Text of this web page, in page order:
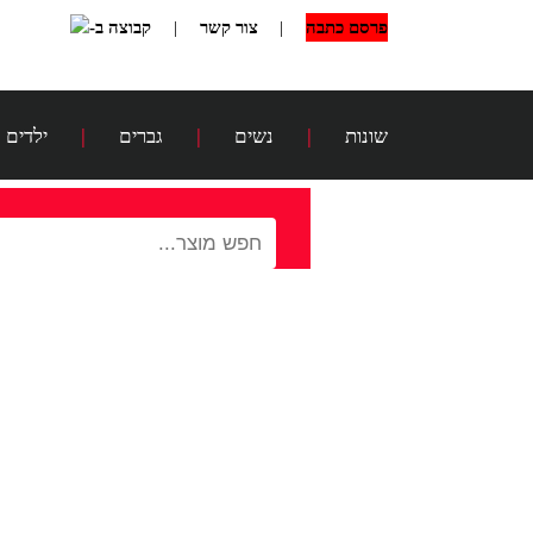
פרסם כתבה | צור קשר | קבוצה ב-
שונות | נשים | גברים | ילדים